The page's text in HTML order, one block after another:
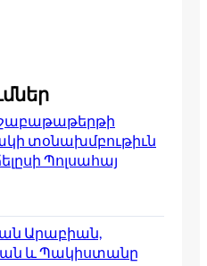
շաբաթաթերթի
տօնախմբութիւն
Պոլսահայ
Արաբիան,
և Պակիստանը